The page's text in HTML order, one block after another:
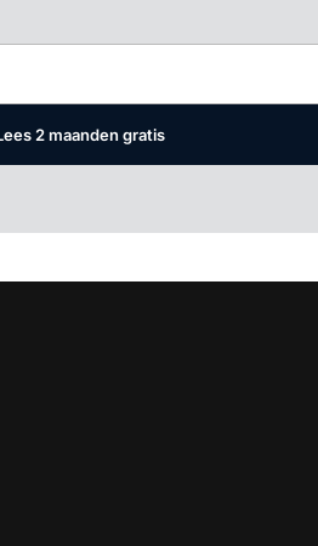
2 maanden gratis